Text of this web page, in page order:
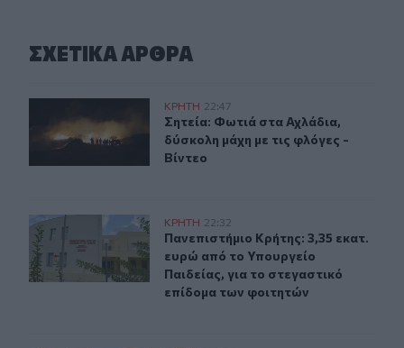
ΣΧΕΤΙΚA AΡΘΡΑ
Σητεία: Φωτιά στα Αχλάδια, δύσκολη μάχη με τις
ΚΡΗΤΗ 22:47
Σητεία: Φωτιά στα Αχλάδια,
Σητεία: Φωτιά στα Αχλάδια,
δύσκολη μάχη με τις φλόγες -
Βίντεο
Πανεπιστήμιο Κρήτης: 3,35 εκατ. ευρώ από το
ΚΡΗΤΗ 22:32
Πανεπιστήμιο Κρήτης: 3,35 εκατ.
Πανεπιστήμιο Κρήτης: 3,35 εκατ.
ευρώ από το Υπουργείο
Παιδείας, για το στεγαστικό
επίδομα των φοιτητών